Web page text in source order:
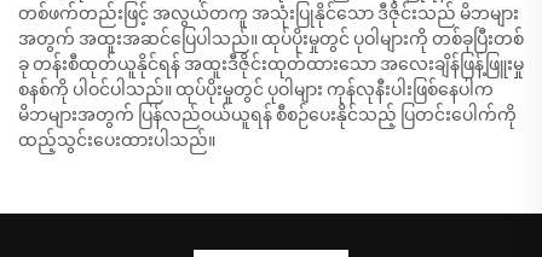
တစ်ဖက်တည်းဖြင့် အလွယ်တကူ အသုံးပြုနိုင်သော ဒီဇိုင်းသည် မိဘများ
အတွက် အထူးအဆင်ပြေပါသည်။ ထုပ်ပိုးမှုတွင် ပုဝါများကို တစ်ခုပြီးတစ်
ခု တန်းစီထုတ်ယူနိုင်ရန် အထူးဒီဇိုင်းထုတ်ထားသော အလေးချိန်ဖြန့်ဖြူးမှု
စနစ်ကို ပါဝင်ပါသည်။ ထုပ်ပိုးမှုတွင် ပုဝါများ ကုန်လုနီးပါးဖြစ်နေပါက
မိဘများအတွက် ပြန်လည်ဝယ်ယူရန် စီစဉ်ပေးနိုင်သည့် ပြတင်းပေါက်ကို
ထည့်သွင်းပေးထားပါသည်။